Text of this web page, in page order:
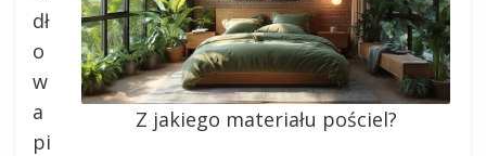
Z jakiego materiału pościel?
dł
o
w
a
pi